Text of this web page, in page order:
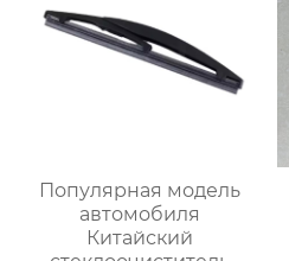
Популярная модель
автомобиля
Китайский